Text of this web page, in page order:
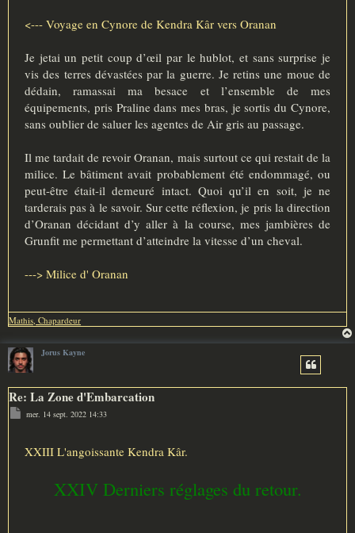
g
<--- Voyage en Cynore de Kendra Kâr vers Oranan
Je jetai un petit coup d’œil par le hublot, et sans surprise je
vis des terres dévastées par la guerre. Je retins une moue de
dédain, ramassai ma besace et l’ensemble de mes
équipements, pris Praline dans mes bras, je sortis du Cynore,
sans oublier de saluer les agentes de Air gris au passage.
Il me tardait de revoir Oranan, mais surtout ce qui restait de la
milice. Le bâtiment avait probablement été endommagé, ou
peut-être était-il demeuré intact. Quoi qu’il en soit, je ne
tarderais pas à le savoir. Sur cette réflexion, je pris la direction
d’Oranan décidant d’y aller à la course, mes jambières de
Grunfit me permettant d’atteindre la vitesse d’un cheval.
---> Milice d' Oranan
Mathis, Chapardeur
Jorus Kayne
Re: La Zone d'Embarcation
M
e
a
g
mer. 14 sept. 2022 14:33
XXIII L'angoissante Kendra Kâr.
XXIV Derniers réglages du retour.